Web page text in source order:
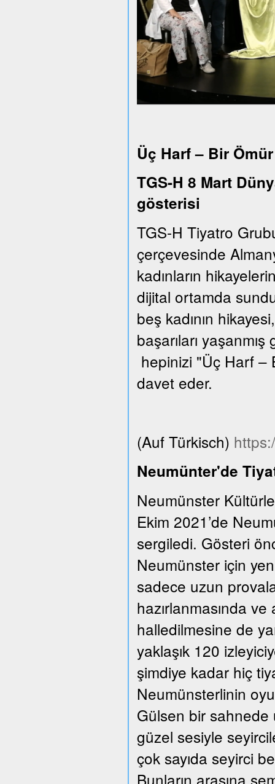
Üç Harf – Bir
TGS-H 8 Mart
gösterisi
TGS-H Tiyatro
çerçevesinde
kadınların
dijital ortamda
beş kadının
başarıları
hepinizi "Üç Harf –
davet eder.
(Auf Türkisch)
Neumünter'de
Neumünster
Ekim 2021’de
sergiledi. Gösteri
Neumünster için
sadece uzun
hazırlanmasında
halledilmesine de
yaklaşık 120
şimdiye kadar hiç
Neumünsterlinin
Gülsen bir sahnede
güzel sesiyle
çok sayıda seyirci
Bunların arasına